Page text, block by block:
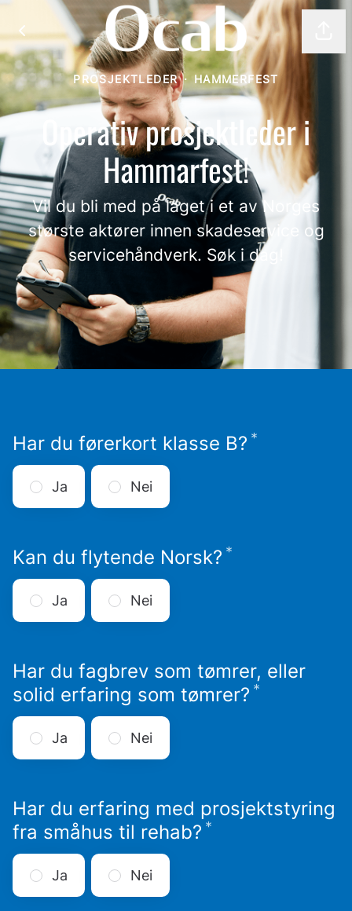
PROSJEKTLEDER · HAMMERFEST
Operativ prosjektleder i
Hammarfest!
Vil du bli med på laget i et av Norges
største aktører innen skadeservice og
servicehåndverk. Søk i dag!
Har du førerkort klasse B? *
Ja Nei
Kan du flytende Norsk? *
Ja Nei
Har du fagbrev som tømrer, eller
solid erfaring som tømrer? *
Ja Nei
Har du erfaring med prosjektstyring
fra småhus til rehab? *
Ja Nei